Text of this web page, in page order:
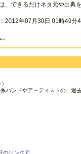
、できるだけネタ元や出典
2012年07月30日 01時49分
バンドやアーティストの、過
のリンク元